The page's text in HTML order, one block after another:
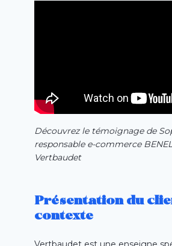
Découvrez le témoignage de
responsable e-commerce
Vertbaudet
Présentation du
contexte